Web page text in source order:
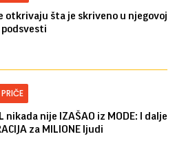
otkrivaju šta je skriveno u njegovoj
nikada nije IZAŠAO iz MODE: I dalje
za MILIONE ljudi